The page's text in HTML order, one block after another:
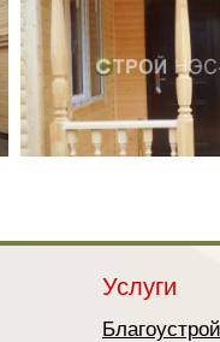
БК
БК
Из
Беседки
Дома
бытовки
Услуги